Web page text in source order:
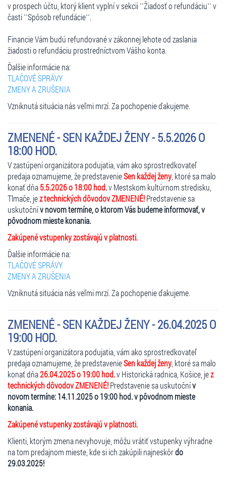
v prospech účtu, ktorý klient vyplní v sekcii ``Žiadosť o refundáciu`` v
časti ``Spôsob refundácie``.
Financie Vám budú refundované v zákonnej lehote od zaslania
žiadosti o refundáciu prostredníctvom Vášho konta.
Ďalšie informácie na:
TLAČOVÉ SPRÁVY
ZMENY A ZRUŠENIA
Vzniknutá situácia nás veľmi mrzí. Za pochopenie ďakujeme.
ZMENENÉ - SEN KAŽDEJ ŽENY - 5.5.2026 O
18:00 HOD.
V zastúpení organizátora podujatia, vám ako sprostredkovateľ
predaja oznamujeme, že predstavenieSen každej ženy , ktoré sa malo
konať dňa5.5.2026 o 18:00 hod.v Mestskom kultúrnom stredisku,
Tlmače, jez technických dôvodov ZMENENÉ!Predstavenie sa
uskutočnív novom termíne, o ktorom Vás budeme informovať, v
pôvodnom mieste konania.
Zakúpené vstupenky zostávajú v platnosti.
Ďalšie informácie na:
TLAČOVÉ SPRÁVY
ZMENY A ZRUŠENIA
Vzniknutá situácia nás veľmi mrzí. Za pochopenie ďakujeme.
ZMENENÉ - SEN KAŽDEJ ŽENY - 26.04.2025 O
19:00 HOD.
V zastúpení organizátora podujatia, vám ako sprostredkovateľ
predaja oznamujeme, že predstavenieSen každej ženy , ktoré sa malo
konať dňa26.04.2025 o 19:00 hod.v Historická radnica, Košice, jez
technických dôvodov ZMENENÉ!Predstavenie sa uskutočnív
novom termíne: 14.11.2025 o 19:00 hod. v pôvodnom mieste
konania.
Zakúpené vstupenky zostávajú v platnosti.
Klienti, ktorým zmena nevyhovuje, môžu vrátiť vstupenky výhradne
na tom predajnom mieste, kde si ich zakúpili najneskôrdo
29.03.2025!